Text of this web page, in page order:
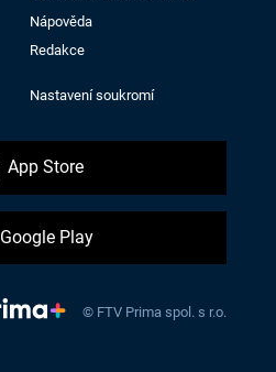
Nápověda
Redakce
Nastavení soukromí
App Store
Google Play
© FTV Prima spol. s r.o.